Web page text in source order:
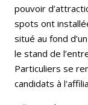
pouvoir
spots ont
situé au fond
le stand de
Particuliers se
candidats à